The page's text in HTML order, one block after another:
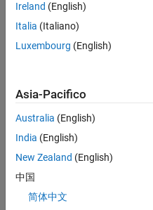
Dashboard
Statistica
CONTRIBUTI L
-2
-1
2
3
4
Ireland (English)
Italia (Italiano)
Luxembourg (English)
Asia-Pacifico
Australia (English)
India (English)
New Zealand (English)
中国
简体中文